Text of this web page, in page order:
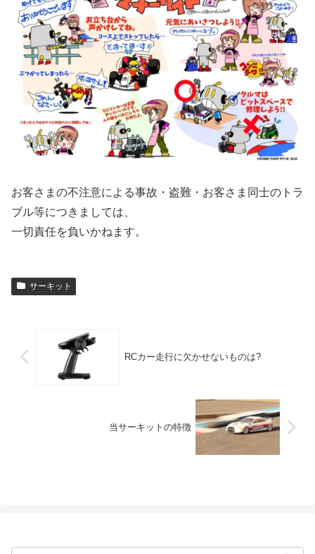
お客さまの不注意による事故・盗難・お客さま同士のトラ
ブル等につきましては、
一切責任を負いかねます。
サーキット
RCカー走行に欠かせないものは?
当サーキットの特徴